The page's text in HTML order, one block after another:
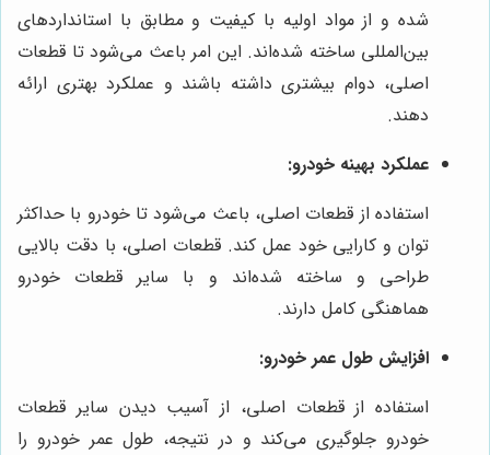
شده و از مواد اولیه با کیفیت و مطابق با استانداردهای
بین‌المللی ساخته شده‌اند. این امر باعث می‌شود تا قطعات
اصلی، دوام بیشتری داشته باشند و عملکرد بهتری ارائه
دهند.
عملکرد بهینه خودرو:
استفاده از قطعات اصلی، باعث می‌شود تا خودرو با حداکثر
توان و کارایی خود عمل کند. قطعات اصلی، با دقت بالایی
طراحی و ساخته شده‌اند و با سایر قطعات خودرو
هماهنگی کامل دارند.
افزایش طول عمر خودرو:
استفاده از قطعات اصلی، از آسیب دیدن سایر قطعات
خودرو جلوگیری می‌کند و در نتیجه، طول عمر خودرو را